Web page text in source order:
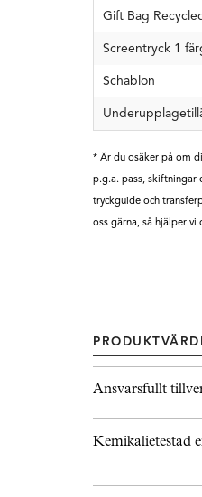
Gift Bag
Screentryck 1
Schablon
* Är du osäker på om
p.g.a. pass, skiftningar
tryckguide och
oss gärna, så hjälper
Ansvarsfullt
Kemikalietestad